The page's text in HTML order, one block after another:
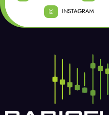
INSTAGRAM